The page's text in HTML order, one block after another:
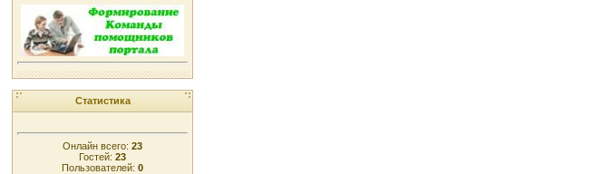
Статистика
Онлайн всего: 23
Гостей: 23
Пользователей: 0